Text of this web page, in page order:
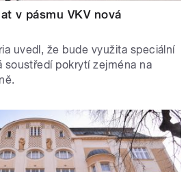
v pásmu VKV nová
uvedl, že bude využita speciální
soustředí pokrytí zejména na